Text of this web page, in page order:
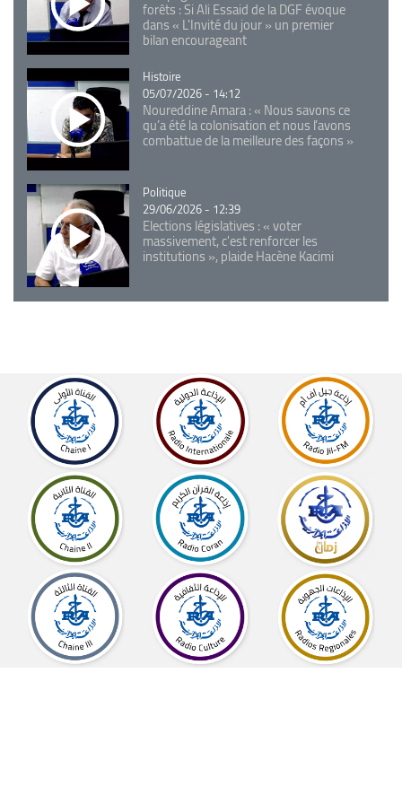
forêts : Si Ali Essaid de la DGF évoque
dans « L'Invité du jour » un premier
bilan encourageant
Catégorie
Histoire
05/07/2026 - 14:12
Noureddine Amara : « Nous savons ce
qu’a été la colonisation et nous l’avons
combattue de la meilleure des façons »
Catégorie
Politique
29/06/2026 - 12:39
Elections législatives : « voter
massivement, c'est renforcer les
institutions », plaide Hacène Kacimi